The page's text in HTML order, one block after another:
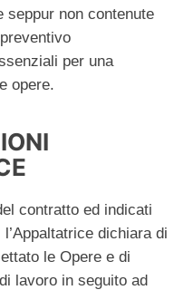
non contenute
per una
opere.
contratto ed indicati
dichiara di
le Opere e di
lavoro in seguito ad